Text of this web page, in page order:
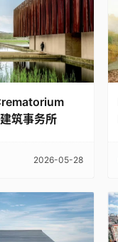
筑事务所
2026-05-28